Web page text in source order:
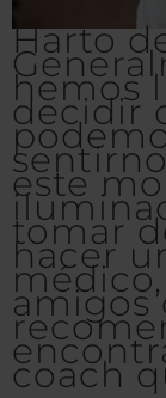
Harto
hemos
decidir
este
tomar
hacer
amigos
coach